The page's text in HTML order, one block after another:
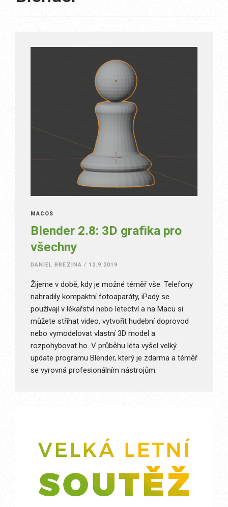
MACOS
Blender 2.8: 3D grafika pro
všechny
DANIEL BŘEZINA / 12.9.2019
Žijeme v době, kdy je možné téměř vše. Telefony
nahradily kompaktní fotoaparáty, iPady se
používají v lékařství nebo letectví a na Macu si
můžete stříhat video, vytvořit hudební doprovod
nebo vymodelovat vlastní 3D model a
rozpohybovat ho. V průběhu léta vyšel velký
update programu Blender, který je zdarma a téměř
se vyrovná profesionálním nástrojům.